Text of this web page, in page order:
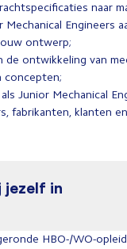
naar
Engineers
ontwerp;
de ontwikkeling van
concepten;
Junior Mechanical
fabrikanten, klanten
jezelf in
HBO-/WO-